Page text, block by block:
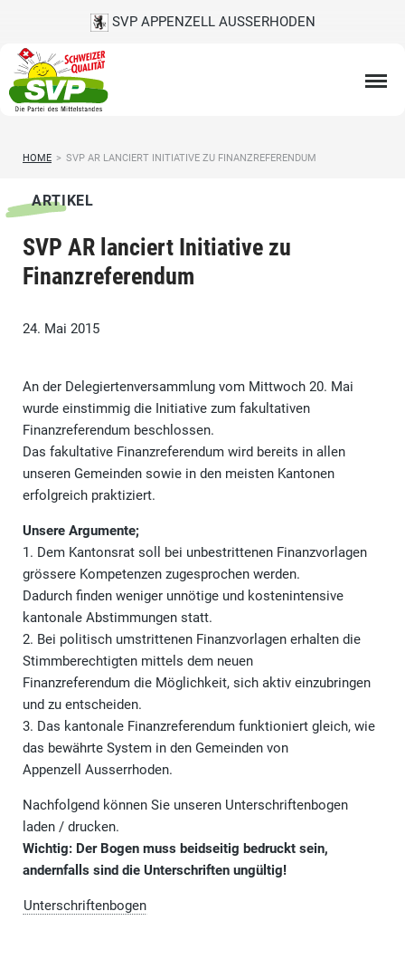
SVP APPENZELL AUSSERHODEN
HOME > SVP AR LANCIERT INITIATIVE ZU FINANZREFERENDUM
ARTIKEL
SVP AR lanciert Initiative zu
Finanzreferendum
24. Mai 2015
An der Delegiertenversammlung vom Mittwoch 20. Mai
wurde einstimmig die Initiative zum fakultativen
Finanzreferendum beschlossen.
Das fakultative Finanzreferendum wird bereits in allen
unseren Gemeinden sowie in den meisten Kantonen
erfolgreich praktiziert.
Unsere Argumente;
1. Dem Kantonsrat soll bei unbestrittenen Finanzvorlagen
grössere Kompetenzen zugesprochen werden.
Dadurch finden weniger unnötige und kostenintensive
kantonale Abstimmungen statt.
2. Bei politisch umstrittenen Finanzvorlagen erhalten die
Stimmberechtigten mittels dem neuen
Finanzreferendum die Möglichkeit, sich aktiv einzubringen
und zu entscheiden.
3. Das kantonale Finanzreferendum funktioniert gleich, wie
das bewährte System in den Gemeinden von
Appenzell Ausserrhoden.
Nachfolgend können Sie unseren Unterschriftenbogen
laden / drucken.
Wichtig: Der Bogen muss beidseitig bedruckt sein,
andernfalls sind die Unterschriften ungültig!
Unterschriftenbogen